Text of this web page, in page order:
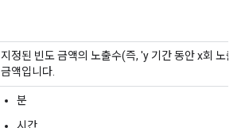
지정된 빈도 금액의 노출수(즉, 'y 기간 동안 x회 노
금액입니다.
분